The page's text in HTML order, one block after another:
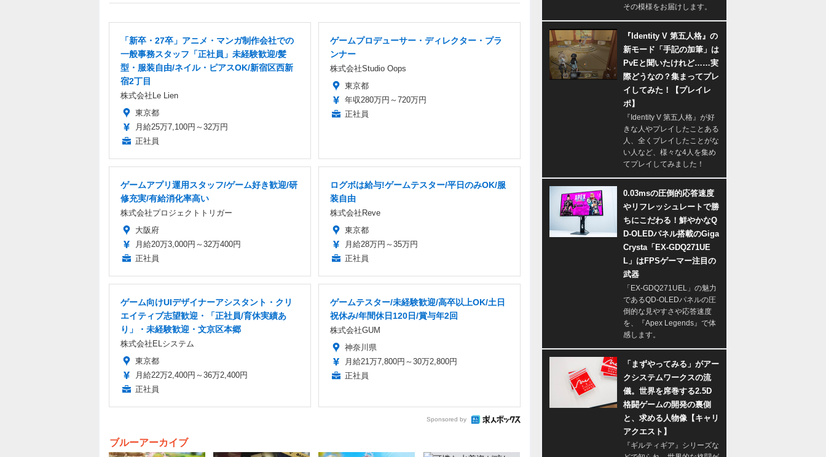
「新卒・27卒」アニメ・マンガ制作会社での
一般事務スタッフ「正社員」未経験歓迎/髪
型・服装自由/ネイル・ピアスOK/新宿区西新
宿2丁目
株式会社Le Lien
東京都
月給25万7,100円～32万円
正社員
ゲームプロデューサー・ディレクター・プラ
ンナー
株式会社Studio Oops
東京都
年収280万円～720万円
正社員
ゲームアプリ運用スタッフ/ゲーム好き歓迎/研
修充実/有給消化率高い
株式会社プロジェクトトリガー
大阪府
月給20万3,000円～32万400円
正社員
ログボは給与!ゲームテスター/平日のみOK/服
装自由
株式会社Reve
東京都
月給28万円～35万円
正社員
ゲーム向けUIデザイナーアシスタント・クリ
エイティブ志望歓迎・「正社員/育休実績あ
り」・未経験歓迎・文京区本郷
株式会社ELシステム
東京都
月給22万2,400円～36万2,400円
正社員
ゲームテスター/未経験歓迎/高卒以上OK/土日
祝休み/年間休日120日/賞与年2回
株式会社GUM
神奈川県
月給21万7,800円～30万2,800円
正社員
Sponsored by
ブルーアーカイブ
その模様をお届けします。
『Identity V 第五人格』の
新モード「手記の加筆」は
PvEと聞いたけれど……実
際どうなの？集まってプレ
イしてみた！【プレイレ
ポ】
『Identity V 第五人格』が好
きな人やプレイしたことある
人、全くプレイしたことがな
い人など、様々な4人を集め
てプレイしてみました！
0.03msの圧倒的応答速度
やリフレッシュレートで勝
ちにこだわる！鮮やかなQ
D-OLEDパネル搭載のGiga
Crysta「EX-GDQ271UE
L」はFPSゲーマー注目の
武器
「EX-GDQ271UEL」の魅力
であるQD-OLEDパネルの圧
倒的な見やすさや応答速度
を、『Apex Legends』で体
感します。
「まずやってみる」がアー
クシステムワークスの流
儀。世界を席巻する2.5D
格闘ゲームの開発の裏側
と、求める人物像【キャリ
アクエスト】
『ギルティギア』シリーズな